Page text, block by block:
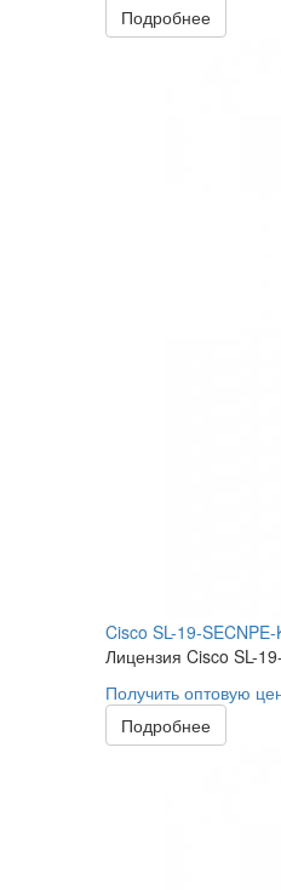
Подробнее
Cisco SL-19-SECNPE-
Лицензия Cisco SL-
Получить оптовую
Подробнее